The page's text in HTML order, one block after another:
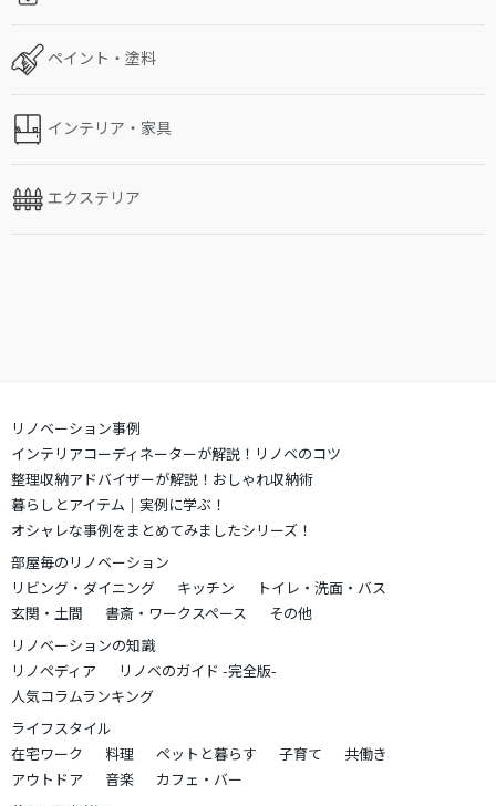
ペイント・塗料
インテリア・家具
エクステリア
リノベーション事例
インテリアコーディネーターが解説！リノベのコツ
整理収納アドバイザーが解説！おしゃれ収納術
暮らしとアイテム｜実例に学ぶ！
オシャレな事例をまとめてみましたシリーズ！
部屋毎のリノベーション
リビング・ダイニング
キッチン
トイレ・洗面・バス
玄関・土間
書斎・ワークスペース
その他
リノベーションの知識
リノペディア
リノベのガイド -完全版-
人気コラムランキング
ライフスタイル
在宅ワーク
料理 ペットと暮らす 子育て
共働き
アウトドア
音楽
カフェ・バー